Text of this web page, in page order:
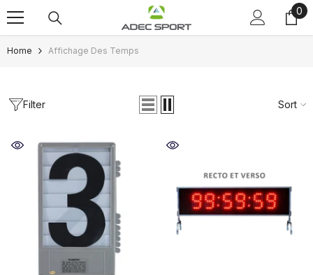
Skip to content 0
0
Home Affichage Des Temps
Filter Sort